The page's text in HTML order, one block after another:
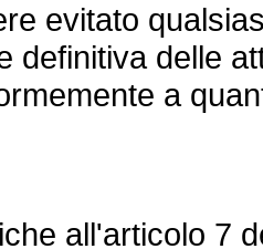
evitato
definitiva delle
a
all'articolo 7